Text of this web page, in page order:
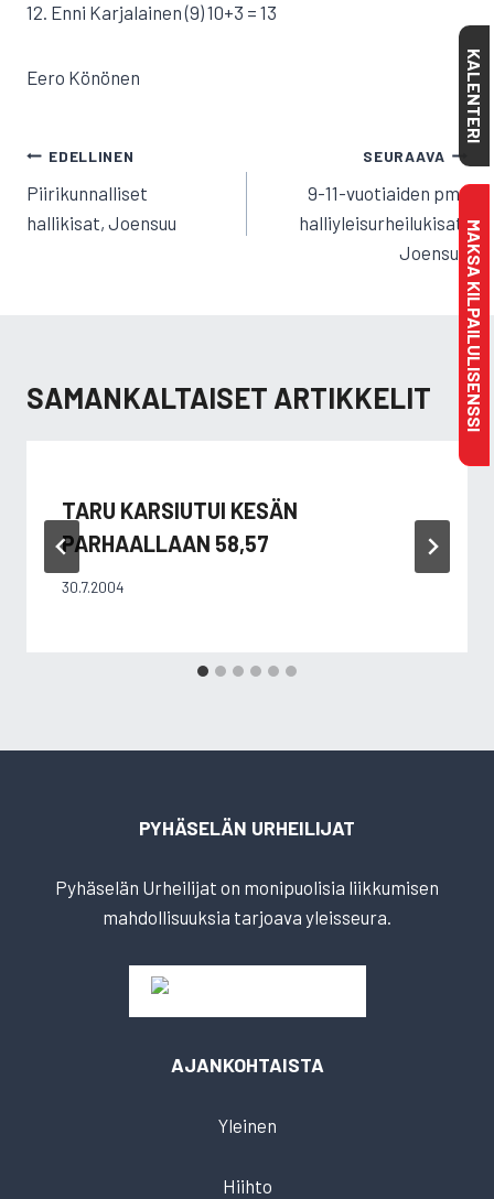
12. Enni Karjalainen (9) 10+3 = 13
Eero Könönen
ARTIKKELIEN
SELAUS
EDELLINEN
Piirikunnalliset
hallikisat, Joensuu
SEURAAVA
9-11-vuotiaiden pm-
halliyleisurheilukisat,
Joensuu
SAMANKALTAISET ARTIKKELIT
TARU KARSIUTUI KESÄN
PARHAALLAAN 58,57
30.7.2004
PYHÄSELÄN URHEILIJAT
Pyhäselän Urheilijat on monipuolisia liikkumisen
mahdollisuuksia tarjoava yleisseura.
AJANKOHTAISTA
Yleinen
Hiihto
KALENTERI
MAKSA KILPAILULISENSSI